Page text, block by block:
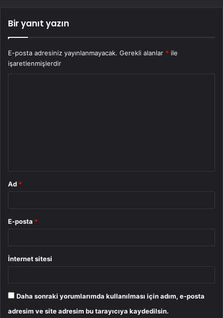
Bir yanıt yazın
E-posta adresiniz yayınlanmayacak. Gerekli alanlar * ile
işaretlenmişlerdir
Ad *
E-posta *
İnternet sitesi
Daha sonraki yorumlarımda kullanılması için adım, e-posta
adresim ve site adresim bu tarayıcıya kaydedilsin.